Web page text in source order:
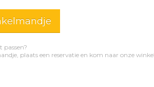
passen?
plaats een reservatie en kom naar onze